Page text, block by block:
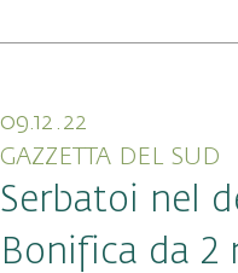
09.12.22
GAZZETTA DEL SUD
Serbatoi nel
Bonifica da 2